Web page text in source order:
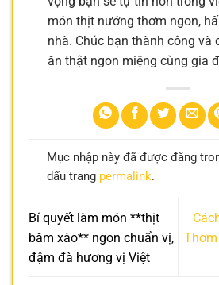
món thịt nướng thơm ngon,
nhà. Chúc bạn thành công và
ăn thật ngon miệng cùng gia
Mục nhập này đã được đăng
dấu trang permalink.
Bí quyết làm món **thịt
băm xào** ngon chuẩn vị,
đậm đà hương vị Việt
Thơm